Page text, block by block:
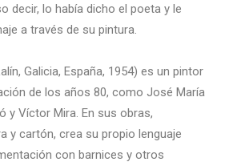
decir, lo había dicho el poeta y le
a través de su pintura.
Galicia, España, 1954) es un pintor
de los años 80, como José María
y Víctor Mira. En sus obras,
y cartón, crea su propio lenguaje
con barnices y otros